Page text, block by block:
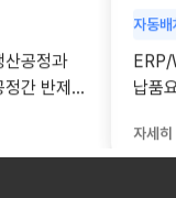
반제품
과
하고
.
납품요
부피와
매칭하